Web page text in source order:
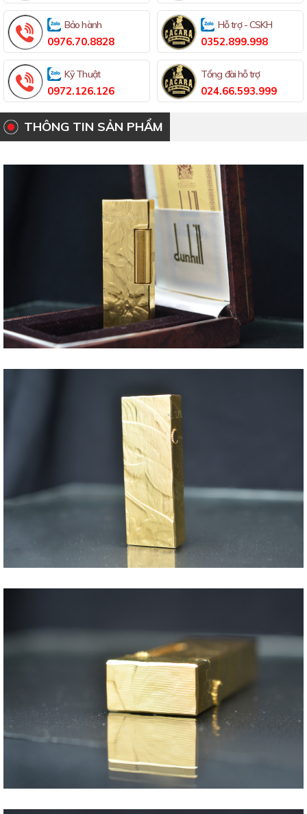
Bảo hành
0976.70.8828
Hỗ trợ - CSKH
0352.899.998
Kỹ Thuật
0972.126.126
Tổng đài hỗ trợ
024.66.593.999
THÔNG TIN SẢN PHẨM